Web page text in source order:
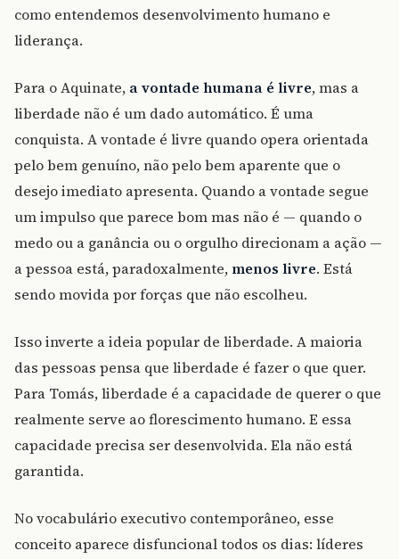
como entendemos desenvolvimento humano e
liderança.
Para o Aquinate, a vontade humana é livre, mas a
liberdade não é um dado automático. É uma
conquista. A vontade é livre quando opera orientada
pelo bem genuíno, não pelo bem aparente que o
desejo imediato apresenta. Quando a vontade segue
um impulso que parece bom mas não é — quando o
medo ou a ganância ou o orgulho direcionam a ação —
a pessoa está, paradoxalmente, menos livre. Está
sendo movida por forças que não escolheu.
Isso inverte a ideia popular de liberdade. A maioria
das pessoas pensa que liberdade é fazer o que quer.
Para Tomás, liberdade é a capacidade de querer o que
realmente serve ao florescimento humano. E essa
capacidade precisa ser desenvolvida. Ela não está
garantida.
No vocabulário executivo contemporâneo, esse
conceito aparece disfuncional todos os dias: líderes